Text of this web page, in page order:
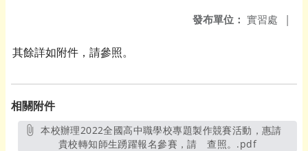
發布單位： 實習處 |
其餘詳如附件，請參照。
相關附件
本校辦理2022全國高中職學校專題製作競賽活動，惠請
貴校轉知師生踴躍報名參賽，請 查照。.pdf另開新視窗